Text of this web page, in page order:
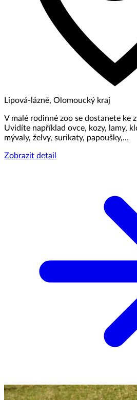
Lipová-lázně, Olomoucký kraj
V malé rodinné zoo se dostanete ke
Uvidíte například ovce, kozy, lamy,
mývaly, želvy, surikaty, papoušky,…
Zobrazit detail